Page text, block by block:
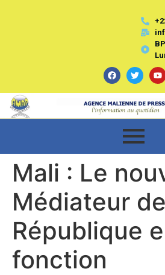
Mali : Le
Médiateur
République
fonction